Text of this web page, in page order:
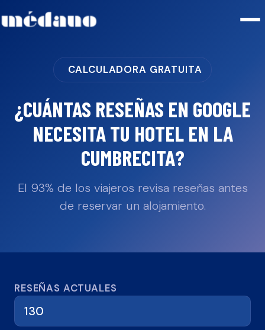
CALCULADORA GRATUITA
¿CUÁNTAS RESEÑAS EN GOOGLE
NECESITA TU HOTELEN LA
CUMBRECITA?
El 93% de los viajeros revisa reseñas antes
de reservar un alojamiento.
Calculadora de reseñas
RESEÑAS ACTUALES